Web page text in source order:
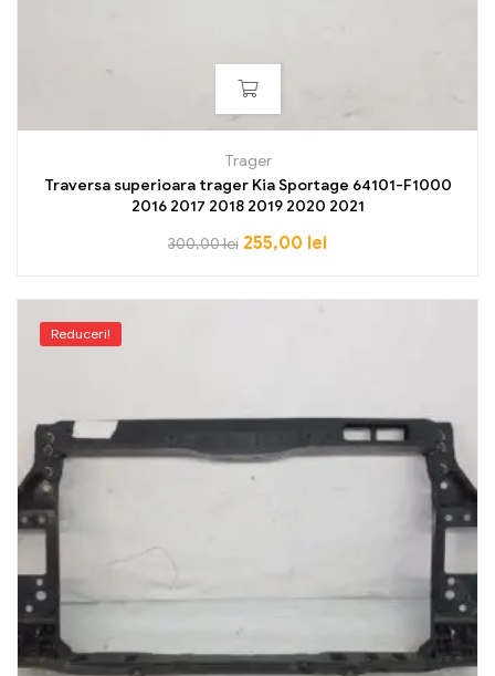
Trager
Traversa superioara trager Kia Sportage 64101-F1000
2016 2017 2018 2019 2020 2021
300,00lei 255,00 lei
Reduceri!